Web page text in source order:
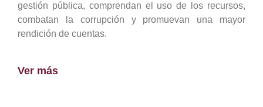
gestión pública, comprendan el uso de los recursos,
combatan la corrupción y promuevan una mayor
rendición de cuentas.
Ver más